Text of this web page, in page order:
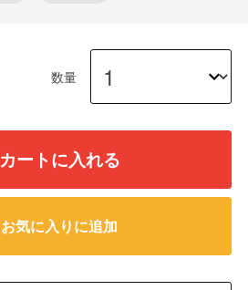
数量
カートに入れる
お気に入りに追加